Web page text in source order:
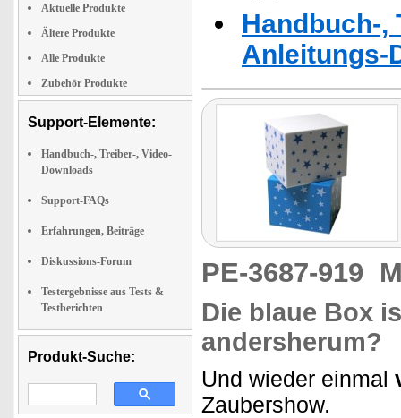
Aktuelle Produkte
Ältere Produkte
Alle Produkte
Zubehör Produkte
Support-Elemente:
Handbuch-, Treiber-, Video-
Downloads
Support-FAQs
Erfahrungen, Beiträge
Diskussions-Forum
Testergebnisse aus Tests &
Testberichten
Produkt-Suche:
Handbuch-,
Anleitungs-
PE-3687-919
Die blaue Box
andersherum?
Und wieder einmal
Zaubershow.